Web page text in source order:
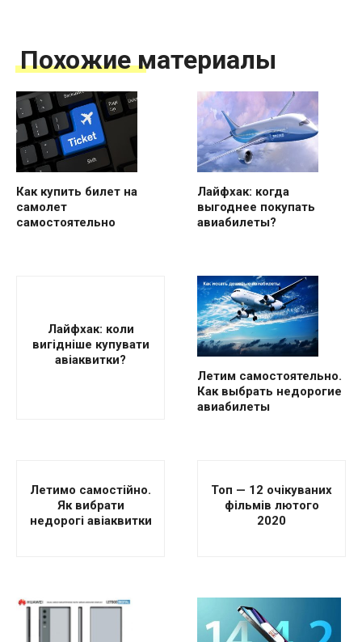
Похожие материалы
Как купить билет на
самолет
самостоятельно
Лайфхак: когда
выгоднее покупать
авиабилеты?
Лайфхак: коли
вигідніше купувати
авіаквитки?
Летим самостоятельно.
Как выбрать недорогие
авиабилеты
Летимо самостійно.
Як вибрати
недорогі авіаквитки
Топ — 12 очікуваних
фільмів лютого
2020